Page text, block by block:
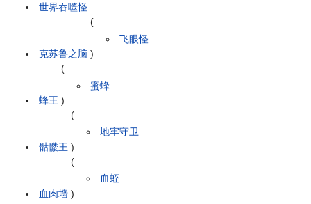
世界吞噬怪
克苏鲁之脑
(
飞眼怪
)
蜂王
(
蜜蜂
)
骷髅王
(
地牢守卫
)
血肉墙
(
血蛭
)